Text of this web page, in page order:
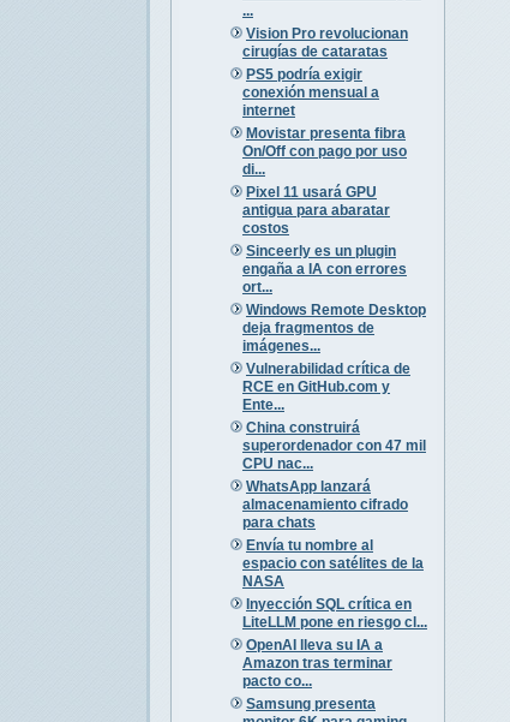
...
Vision Pro revolucionan
cirugías de cataratas
PS5 podría exigir
conexión mensual a
internet
Movistar presenta fibra
On/Off con pago por uso
di...
Pixel 11 usará GPU
antigua para abaratar
costos
Sinceerly es un plugin
engaña a IA con errores
ort...
Windows Remote Desktop
deja fragmentos de
imágenes...
Vulnerabilidad crítica de
RCE en GitHub.com y
Ente...
China construirá
superordenador con 47 mil
CPU nac...
WhatsApp lanzará
almacenamiento cifrado
para chats
Envía tu nombre al
espacio con satélites de la
NASA
Inyección SQL crítica en
LiteLLM pone en riesgo cl...
OpenAI lleva su IA a
Amazon tras terminar
pacto co...
Samsung presenta